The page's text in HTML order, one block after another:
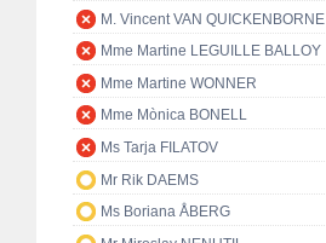
M. Vincent VAN QUICKENBORNE
Mme Martine LEGUILLE BALLOY
Mme Martine WONNER
Mme Mònica BONELL
Ms Tarja FILATOV
Mr Rik DAEMS
Ms Boriana ÅBERG